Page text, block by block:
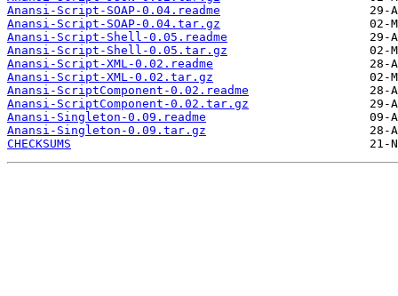
Anansi-Script-SOAP-0.04.readme
Anansi-Script-SOAP-0.04.tar.gz
Anansi-Script-Shell-0.05.readme
Anansi-Script-Shell-0.05.tar.gz
Anansi-Script-XML-0.02.readme
Anansi-Script-XML-0.02.tar.gz
Anansi-ScriptComponent-0.02.readme
Anansi-ScriptComponent-0.02.tar.gz
Anansi-Singleton-0.09.readme
Anansi-Singleton-0.09.tar.gz
CHECKSUMS